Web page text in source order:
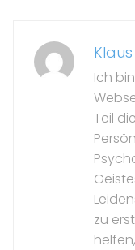
Ich
Teil
zu